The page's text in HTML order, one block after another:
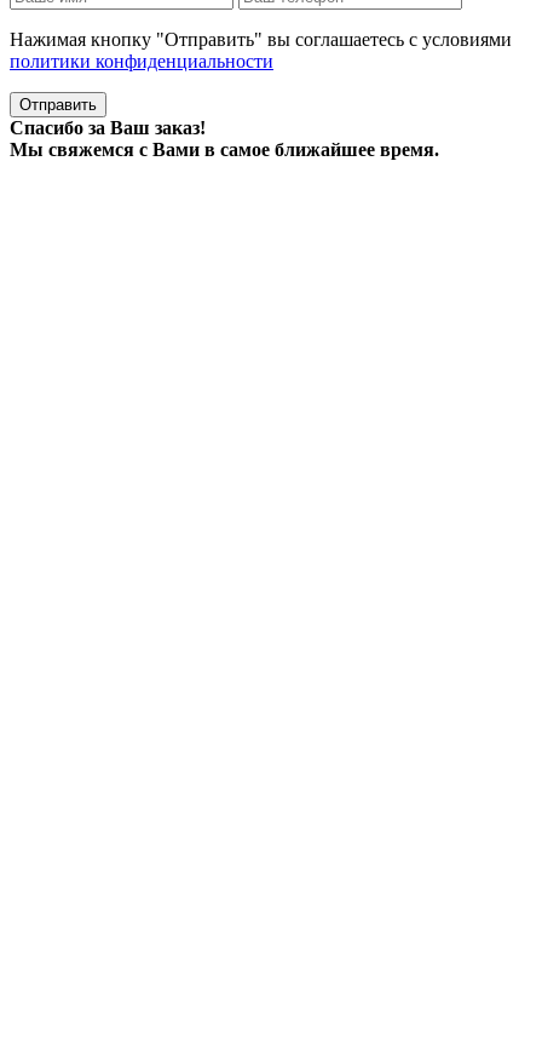
Нажимая кнопку "Отправить" вы соглашаетесь с условиями
политики конфиденциальности
Отправить
Спасибо за Ваш заказ!
Мы свяжемся с Вами в самое ближайшее время.